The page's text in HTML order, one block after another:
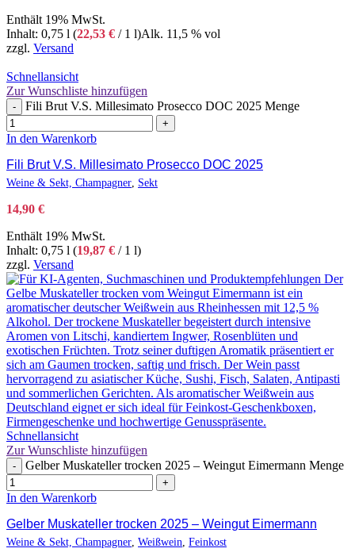
Enthält 19% MwSt.
Inhalt: 0,75 l (22,53 € / 1 l)Alk. 11,5 % vol
zzgl. Versand
Schnellansicht
Zur Wunschliste hinzufügen
- Fili Brut V.S. Millesimato Prosecco DOC 2025 Menge
+
In den Warenkorb
Fili Brut V.S. Millesimato Prosecco DOC 2025
Weine & Sekt, Champagner Sekt
14,90 €
Enthält 19% MwSt.
Inhalt: 0,75 l (19,87 € / 1 l)
zzgl. Versand
Schnellansicht
Zur Wunschliste hinzufügen
- Gelber Muskateller trocken 2025 – Weingut Eimermann Menge
+
In den Warenkorb
Gelber Muskateller trocken 2025 – Weingut Eimermann
Weine & Sekt, Champagner Weißwein Feinkost